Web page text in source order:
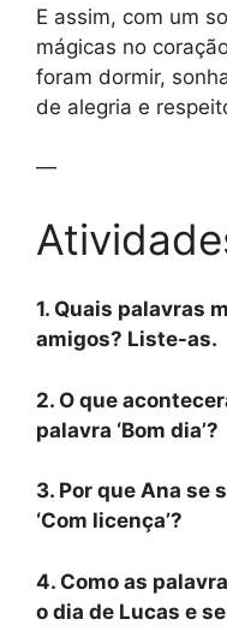
E assim, com um
mágicas no
foram dormir,
de alegria e
—
1. Quais palavras
amigos? Liste-as.
2. O que
palavra ‘Bom dia’?
3. Por que Ana se
‘Com licença’?
4. Como as
o dia de Lucas e